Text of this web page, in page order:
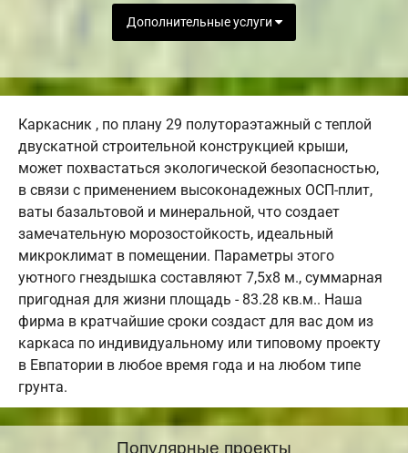
Дополнительные услуги
Каркасник , по плану 29 полутораэтажный с теплой
двускатной строительной конструкцией крыши,
может похвастаться экологической безопасностью,
в связи с применением высоконадежных ОСП-плит,
ваты базальтовой и минеральной, что создает
замечательную морозостойкость, идеальный
микроклимат в помещении. Параметры этого
уютного гнездышка составляют 7,5х8 м., суммарная
пригодная для жизни площадь - 83.28 кв.м.. Наша
фирма в кратчайшие сроки создаст для вас дом из
каркаса по индивидуальному или типовому проекту
в Евпатории в любое время года и на любом типе
грунта.
Популярные проекты